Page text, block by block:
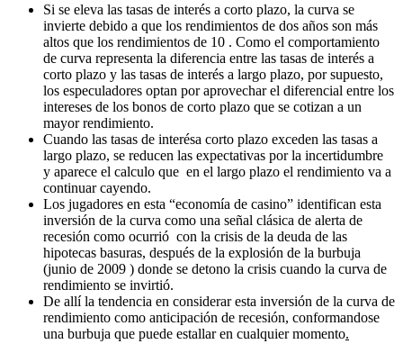
Si se eleva las tasas de interés a corto plazo, la curva se
invierte debido a que los rendimientos de dos años son más
altos que los rendimientos de 10 . Como el comportamiento
de curva representa la diferencia entre las tasas de interés a
corto plazo y las tasas de interés a largo plazo, por supuesto,
los especuladores optan por aprovechar el diferencial entre los
intereses de los bonos de corto plazo que se cotizan a un
mayor rendimiento.
Cuando las tasas de interésa corto plazo exceden las tasas a
largo plazo, se reducen las expectativas por la incertidumbre
y aparece el calculo que en el largo plazo el rendimiento va a
continuar cayendo.
Los jugadores en esta “economía de casino” identifican esta
inversión de la curva como una señal clásica de alerta de
recesión como ocurrió con la crisis de la deuda de las
hipotecas basuras, después de la explosión de la burbuja
(junio de 2009 ) donde se detono la crisis cuando la curva de
rendimiento se invirtió.
De allí la tendencia en considerar esta inversión de la curva de
rendimiento como anticipación de recesión, conformandose
una burbuja que puede estallar en cualquier momento.